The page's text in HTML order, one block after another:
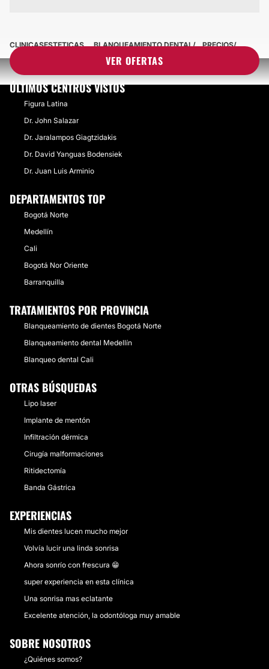
VER OFERTAS
CLINICASESTETICAS BLANQUEAMIENTO DENTAL PRECIOS
ÚLTIMOS CENTROS VISTOS
Figura Latina
Dr. John Salazar
Dr. Jaralampos Giagtzidakis
Dr. David Yanguas Bodensiek
Dr. Juan Luis Arminio
DEPARTAMENTOS TOP
Bogotá Norte
Medellín
Cali
Bogotá Nor Oriente
Barranquilla
TRATAMIENTOS POR PROVINCIA
Blanqueamiento de dientes Bogotá Norte
Blanqueamiento dental Medellín
Blanqueo dental Cali
OTRAS BÚSQUEDAS
Lipo laser
Implante de mentón
Infiltración dérmica
Cirugía malformaciones
Ritidectomía
Banda Gástrica
EXPERIENCIAS
Mis dientes lucen mucho mejor
Volvía lucir una linda sonrisa
Ahora sonrío con frescura 😁
super experiencia en esta clínica
Una sonrisa mas eclatante
Excelente atención, la odontóloga muy amable
SOBRE NOSOTROS
¿Quiénes somos?